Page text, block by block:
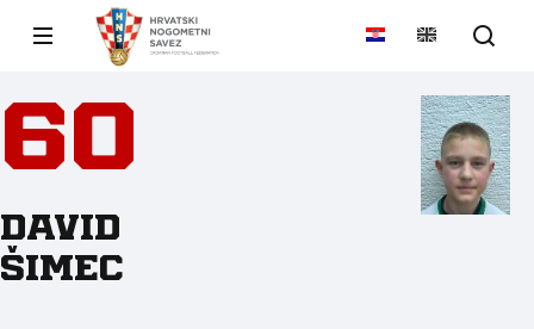
60
David
Šimec